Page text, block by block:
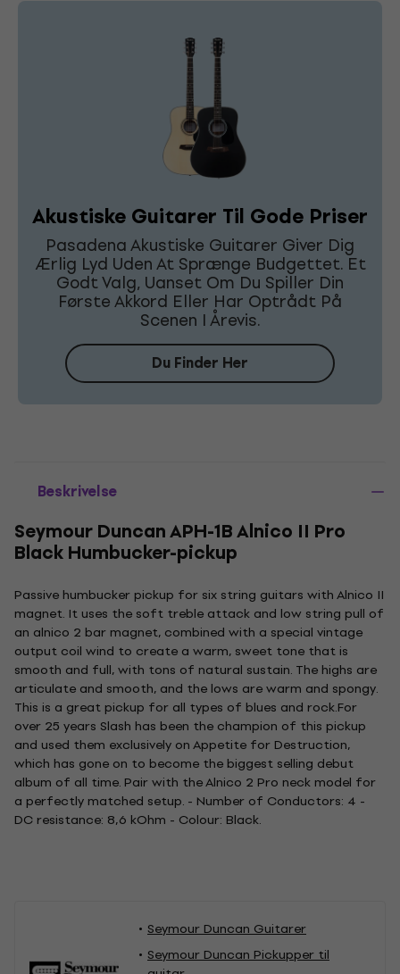
Akustiske Guitarer Til Gode Priser
Pasadena Akustiske Guitarer Giver Dig
Ærlig Lyd Uden At Sprænge Budgettet. Et
Godt Valg, Uanset Om Du Spiller Din
Første Akkord Eller Har Optrådt På
Scenen I Årevis.
Du Finder Her
Beskrivelse
Seymour Duncan APH-1B Alnico II Pro
Black Humbucker-pickup
Passive humbucker pickup for six string guitars with Alnico II
magnet. It uses the soft treble attack and low string pull of
an alnico 2 bar magnet, combined with a special vintage
output coil wind to create a warm, sweet tone that is
smooth and full, with tons of natural sustain. The highs are
articulate and smooth, and the lows are warm and spongy.
This is a great pickup for all types of blues and rock.For
over 25 years Slash has been the champion of this pickup
and used them exclusively on Appetite for Destruction,
which has gone on to become the biggest selling debut
album of all time. Pair with the Alnico 2 Pro neck model for
a perfectly matched setup. - Number of Conductors: 4 -
DC resistance: 8,6 kOhm - Colour: Black.
Seymour Duncan Guitarer
Seymour Duncan Pickupper til